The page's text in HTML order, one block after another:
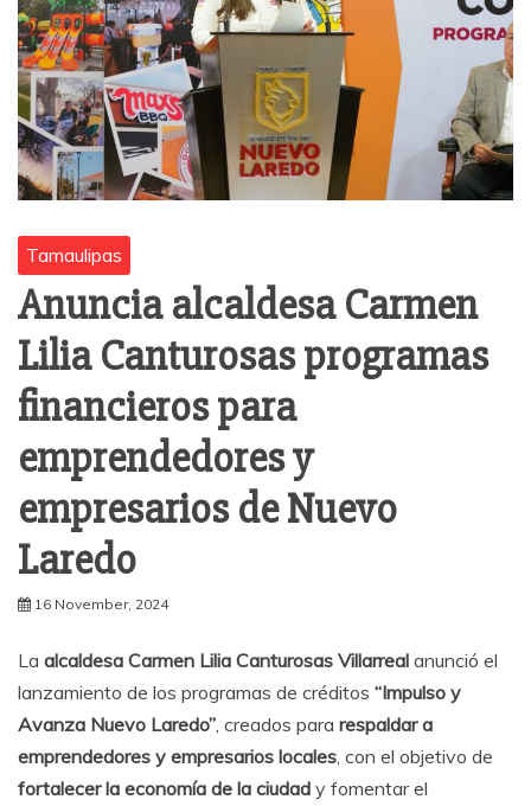
Tamaulipas
Anuncia alcaldesa Carmen
Lilia Canturosas programas
financieros para
emprendedores y
empresarios de Nuevo
Laredo
16 November, 2024
La alcaldesa Carmen Lilia Canturosas Villarreal anunció el
lanzamiento de los programas de créditos “Impulso y
Avanza Nuevo Laredo” , creados para respaldar a
emprendedores y empresarios locales , con el objetivo de
fortalecer la economía de la ciudad y fomentar el